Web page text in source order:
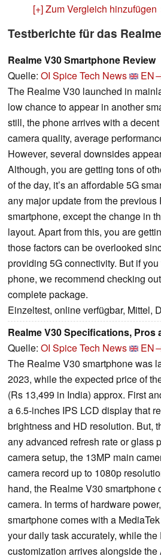
[+] Zum Vergleich hinzufügen
Testberichte für das
Realme V30 Smartphone Review
Quelle: OI Spice Tech News
The Realme V30 launched in
low chance to appear in another
still, the phone arrives with a
camera quality, average
However, several downsides
Although, you are getting tons of
of the day, it’s an affordable 5G
any major update from the previous
smartphone, except the change in
layout. Apart from this, you are
those factors can be overlooked
providing 5G connectivity. But if
phone, we recommend checking
complete package.
Einzeltest, online verfügbar, Mittel,
Realme V30 Specifications, Pros
Quelle: OI Spice Tech News
The Realme V30 smartphone was
2023, while the expected price of
(Rs 13,499 in India) approx. First
a 6.5-inches IPS LCD display that
brightness and HD resolution. But,
any advanced refresh rate or glass
camera setup, the 13MP main
camera record up to 1080p
hand, the Realme V30 smartphone
camera. In terms of hardware
smartphone comes with a
your daily task accurately, while the
customization arrives alongside the